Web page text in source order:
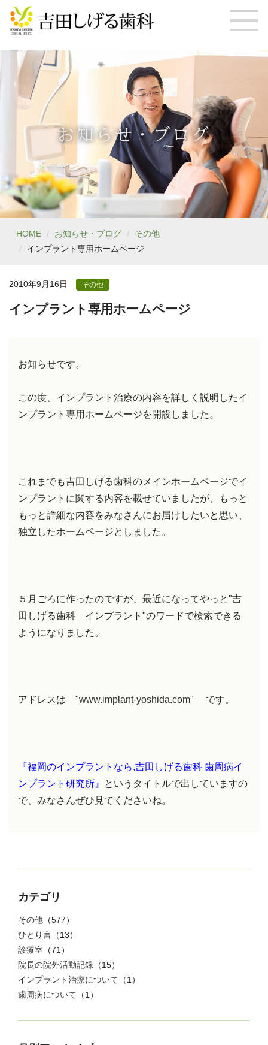
お知らせ・ブログ
HOME お知らせ・ブログ
その他
インプラント専用ホームページ
2010年9月16日 その他
インプラント専用ホームページ
お知らせです。
この度、インプラント治療の内容を詳しく説明したイ
ンプラント専用ホームページを開設しました。
これまでも吉田しげる歯科のメインホームページでイ
ンプラントに関する内容を載せていましたが、もっと
もっと詳細な内容をみなさんにお届けしたいと思い、
独立したホームページとしました。
５月ごろに作ったのですが、最近になってやっと"吉
田しげる歯科 インプラント"のワードで検索できる
ようになりました。
アドレスは "www.implant-yoshida.com" です。
『福岡のインプラントなら,吉田しげる歯科 歯周病イ
ンプラント研究所』
というタイトルで出していますの
で、みなさんぜひ見てくださいね。
カテゴリ
その他 （577）
ひとり言 （13）
診療室 （71）
院長の院外活動記録 （15）
インプラント治療について （1）
歯周病について （1）